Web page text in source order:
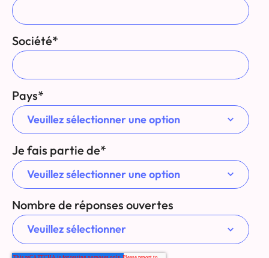
Société*
Pays*
Je fais partie de*
Nombre de réponses ouvertes